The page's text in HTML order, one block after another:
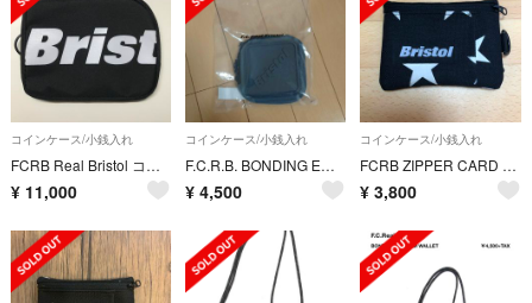
コインケース/小銭入れ
FCRB Real Bristol コインケース コインパース カードケース
¥ 11,000
コインケース/小銭入れ
F.C.R.B. BONDING EMBLEM WALLET 19AW
¥ 4,500
コインケース/小銭入れ
FCRB ZIPPER CARD COIN CASE
¥ 3,800